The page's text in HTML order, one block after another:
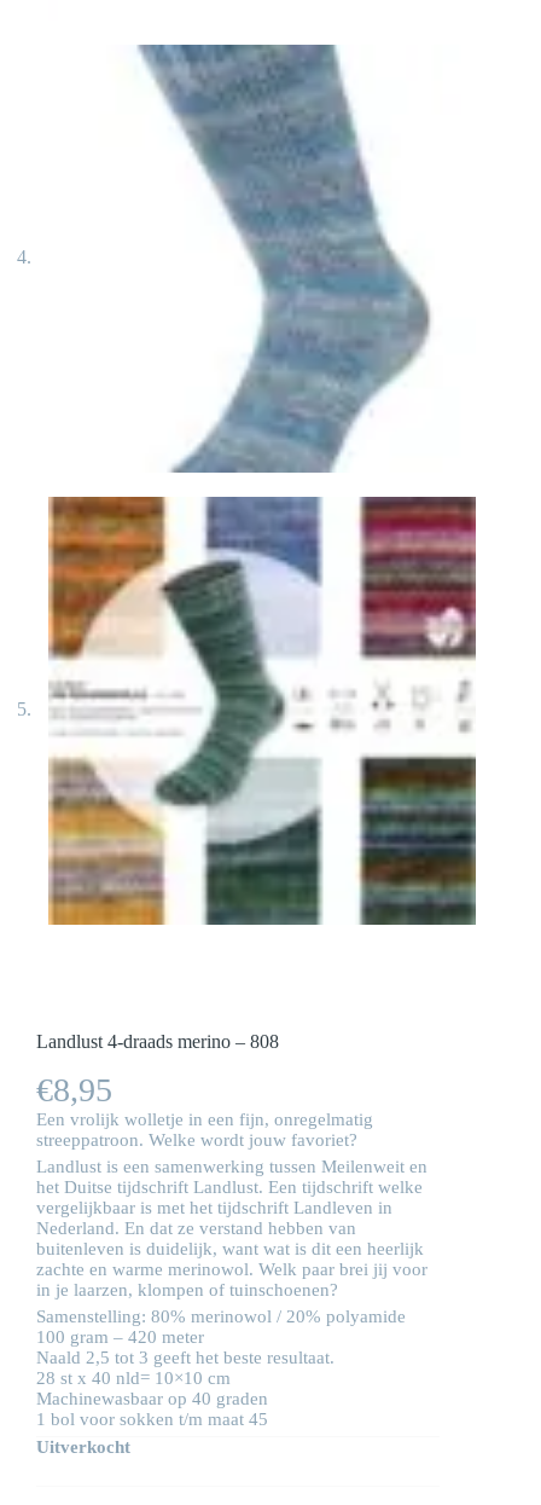
Landlust 4-draads merino – 808
€8,95
Een vrolijk wolletje in een fijn, onregelmatig
streeppatroon. Welke wordt jouw favoriet?
Landlust is een samenwerking tussen Meilenweit en
het Duitse tijdschrift Landlust. Een tijdschrift welke
vergelijkbaar is met het tijdschrift Landleven in
Nederland. En dat ze verstand hebben van
buitenleven is duidelijk, want wat is dit een heerlijk
zachte en warme merinowol. Welk paar brei jij voor
in je laarzen, klompen of tuinschoenen?
Samenstelling: 80% merinowol / 20% polyamide
100 gram – 420 meter
Naald 2,5 tot 3 geeft het beste resultaat.
28 st x 40 nld= 10×10 cm
Machinewasbaar op 40 graden
1 bol voor sokken t/m maat 45
Uitverkocht